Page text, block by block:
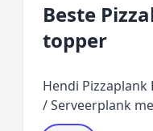
Beste
topper
Hendi Pizzaplank
/ Serveerplank